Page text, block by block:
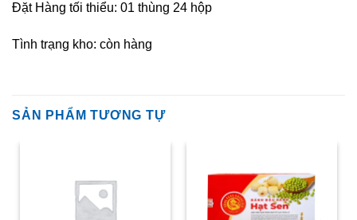
Đặt Hàng tối thiểu: 01 thùng 24 hộp
Tình trạng kho: còn hàng
SẢN PHẨM TƯƠNG TỰ